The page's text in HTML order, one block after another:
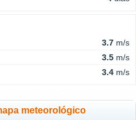
3.7 m/s
3.5 m/s
3.4 m/s
meteorológico